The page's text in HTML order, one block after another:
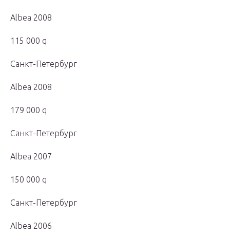
Albea 2008
115 000 q
Санкт-Петербург
Albea 2008
179 000 q
Санкт-Петербург
Albea 2007
150 000 q
Санкт-Петербург
Albea 2006